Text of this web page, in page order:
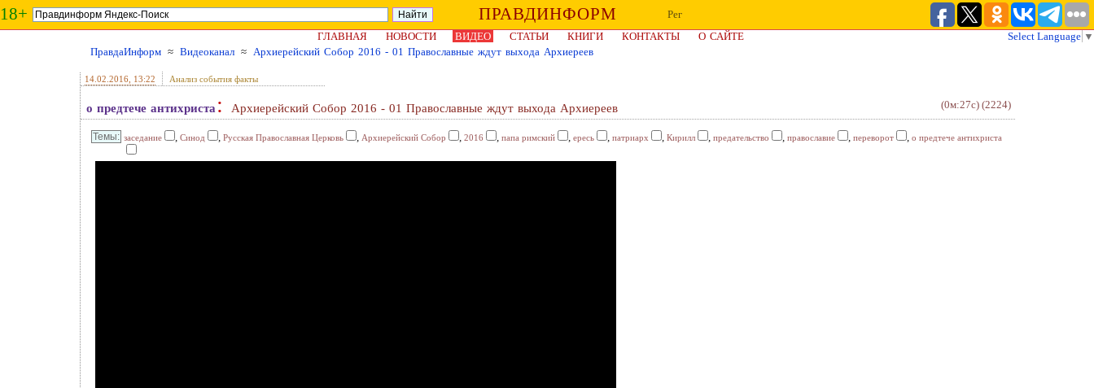
18+ ПРАВДИНФОРМ
Рег
ГЛАВНАЯ
НОВОСТИ ВИДЕО СТАТЬИ КНИГИ КОНТАКТЫ О САЙТЕ Select Language ▼
ПравдаИнформ ≈ Видеоканал ≈ Архиерейский Собор 2016 - 01 Православные ждут выхода Архиереев
14.02.2016 , 13:22 Анализ события факты
о предтече антихриста : Архиерейский Собор 2016 - 01 Православные ждут выхода Архиереев (0м:27с) (2224)
заседание , Синод , Русская Православная Церковь , Архиерейский Собор , 2016 , папа римский , ересь , патриарх , Кирилл , предательство , православие , переворот , о предтече антихриста